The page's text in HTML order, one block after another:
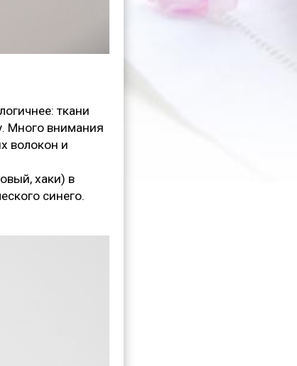
ткани
Много внимания
волокон и
хаки) в
синего.